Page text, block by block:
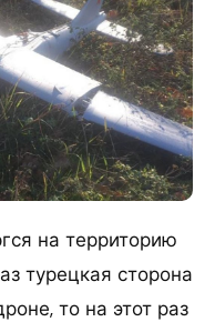
на территорию
турецкая сторона
то на этот раз